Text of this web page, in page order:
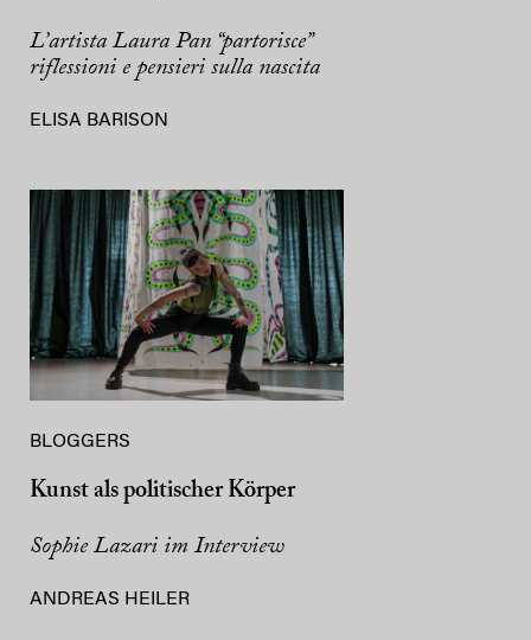
L’artista Laura Pan “partorisce”
riflessioni e pensieri sulla nascita
ELISA BARISON
BLOGGERS
Kunst als politischer Körper
Sophie Lazari im Interview
ANDREAS HEILER